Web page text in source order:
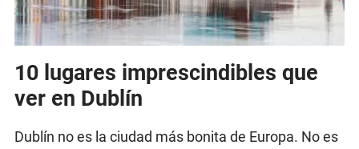
10 lugares imprescindibles que
ver en Dublín
Dublín no es la ciudad más bonita de Europa. No es